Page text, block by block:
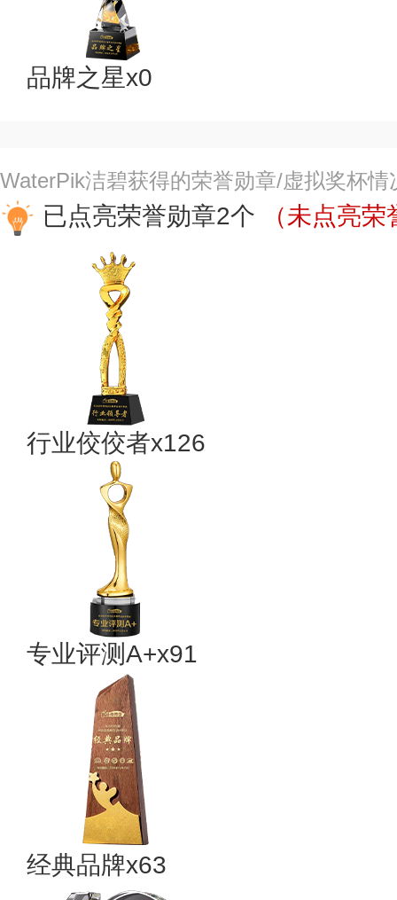
品牌之星x0
WaterPik洁碧获得的荣誉勋章/虚拟奖杯情
已点亮荣誉勋章2个 （未点亮
行业佼佼者x126
专业评测A+x91
经典品牌x63